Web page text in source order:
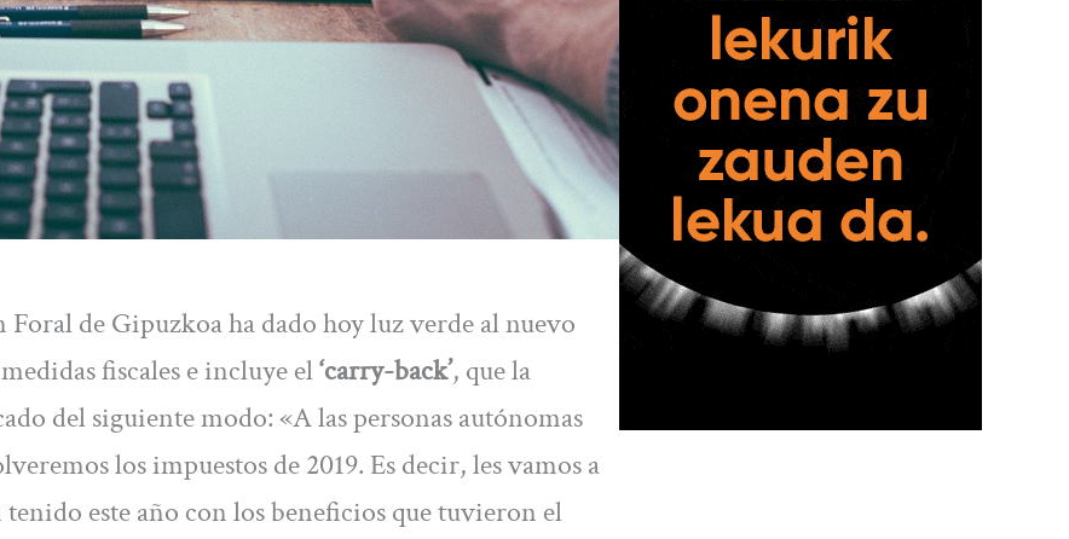
de Gipuzkoa ha dado hoy luz verde al nuevo
fiscales e incluye el‘carry-back’, que la
del siguiente modo: «A las personas autónomas
los impuestos de 2019. Es decir, les vamos a
este año con los beneficios que tuvieron el